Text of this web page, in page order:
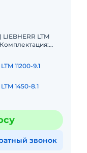
LTM
11200-9.1
1450-8.1
звонок